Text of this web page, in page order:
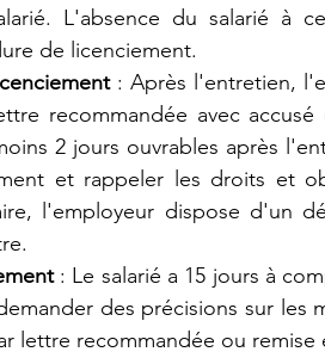
L'absence du salarié à
de licenciement​​.
: Après l'entretien,
recommandée avec
2 jours ouvrables après
et rappeler les droits et
l'employeur dispose d'un
: Le salarié a 15 jours à
des précisions sur les
lettre recommandée ou remise